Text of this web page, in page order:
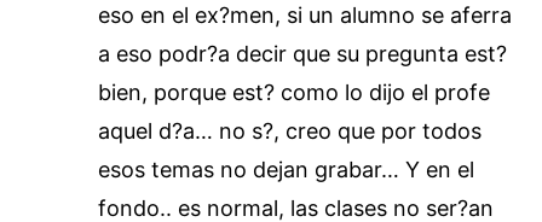
eso en el ex?men, si un alumno se aferra
a eso podr?a decir que su pregunta est?
bien, porque est? como lo dijo el profe
aquel d?a… no s?, creo que por todos
esos temas no dejan grabar… Y en el
fondo.. es normal, las clases no ser?an